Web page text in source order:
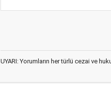
UYARI: Yorumların her türlü cezai ve